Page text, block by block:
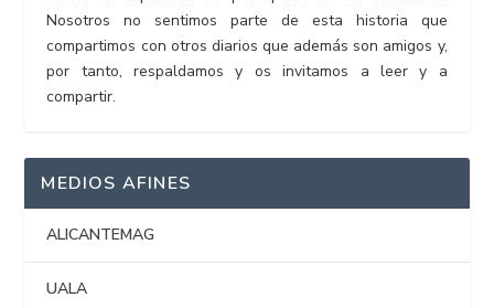
Nosotros no sentimos parte de esta historia que
compartimos con otros diarios que además son amigos y,
por tanto, respaldamos y os invitamos a leer y a
compartir.
MEDIOS AFINES
ALICANTEMAG
UALA